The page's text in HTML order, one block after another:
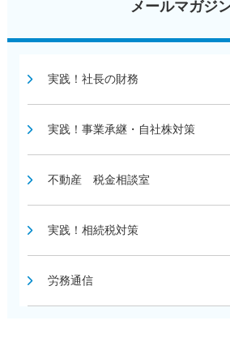
メールマガジ
実践！社長の財務
実践！事業承継・自社株対策
不動産 税金相談室
実践！相続税対策
労務通信